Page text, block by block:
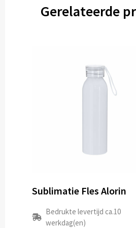
Gerelateerde
Sublimatie Fles Alorin
Bedrukte levertijd ca.10
werkdag(en)